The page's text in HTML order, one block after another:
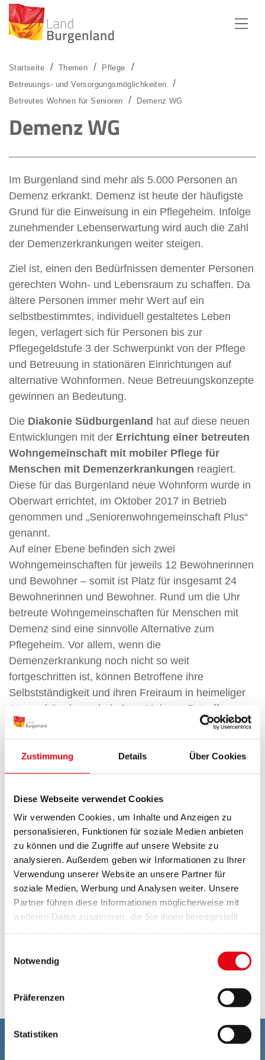
Zustimmung Details Über Cookies
Diese Webseite verwendet Cookies
Wir verwenden Cookies, um Inhalte und Anzeigen zu
personalisieren, Funktionen für soziale Medien anbieten
zu können und die Zugriffe auf unsere Website zu
analysieren. Außerdem geben wir Informationen zu Ihrer
Verwendung unserer Website an unsere Partner für
soziale Medien, Werbung und Analysen weiter. Unsere
Partner führen diese Informationen möglicherweise mit
weiteren Daten zusammen, die Sie ihnen bereitgestellt
Notwendig
Präferenzen
Statistiken
Startseite Themen
Pflege
Betreuungs- und Versorgungsmöglichkeiten
Betreutes Wohnen für Senioren
Demenz WG
Demenz WG
Im Burgenland sind mehr als 5.000 Personen an
Demenz erkrankt. Demenz ist heute der häufigste
Grund für die Einweisung in ein Pflegeheim. Infolge
zunehmender Lebenserwartung wird auch die Zahl
der Demenzerkrankungen weiter steigen.
Ziel ist, einen den Bedürfnissen dementer Personen
gerechten Wohn- und Lebensraum zu schaffen. Da
ältere Personen immer mehr Wert auf ein
selbstbestimmtes, individuell gestaltetes Leben
legen, verlagert sich für Personen bis zur
Pflegegeldstufe 3 der Schwerpunkt von der Pflege
und Betreuung in stationären Einrichtungen auf
alternative Wohnformen. Neue Betreuungskonzepte
gewinnen an Bedeutung.
Die Diakonie Südburgenland hat auf diese neuen
Entwicklungen mit der Errichtung einer betreuten
Wohngemeinschaft mit mobiler Pflege für
Menschen mit Demenzerkrankungen reagiert.
Diese für das Burgenland neue Wohnform wurde in
Oberwart errichtet, im Oktober 2017 in Betrieb
genommen und „Seniorenwohngemeinschaft Plus“
genannt.
Auf einer Ebene befinden sich zwei
Wohngemeinschaften für jeweils 12 Bewohnerinnen
und Bewohner – somit ist Platz für insgesamt 24
Bewohnerinnen und Bewohner. Rund um die Uhr
betreute Wohngemeinschaften für Menschen mit
Demenz sind eine sinnvolle Alternative zum
Pflegeheim. Vor allem, wenn die
Demenzerkrankung noch nicht so weit
fortgeschritten ist, können Betroffene ihre
Selbstständigkeit und ihren Freiraum in heimeliger
Atmosphäre lange behalten. Mehrere Betroffene
leben in einem Haus zusammen, wobei jede
Bewohnerin und jeder Bewohner ein eigenes
Zimmer als Rückzugsort hat.
Burgenland für die Förderung des Projektes
„Betreute Seniorenwohngemeinschaft Plus für
Menschen mit demenziellen Erkrankungen“ in
Oberwart“zum Download
Bitte informieren Sie sich bei dem jeweiligen
Anbieter:
Diakonie Burgenland
Diakoniezentrum Oberwart
7400 Oberwart